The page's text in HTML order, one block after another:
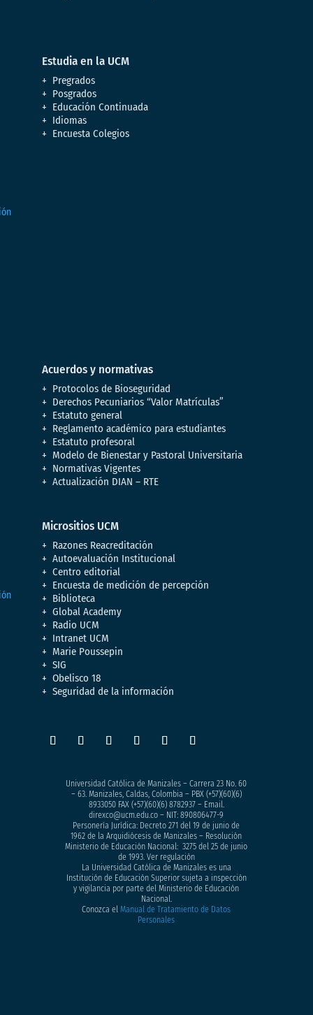
Estudia en la UCM
Pregrados
Posgrados
Educación Continuada
Idiomas
Encuesta Colegios
Acuerdos y normativas
Protocolos de Bioseguridad
Derechos Pecuniarios “Valor Matrículas”
Estatuto general
Reglamento académico para estudiantes
Estatuto profesoral
Modelo de Bienestar y Pastoral Universitaria
Normativas Vigentes
Actualización DIAN – RTE
Micrositios UCM
Razones Reacreditación
Autoevaluación Institucional
Centro editorial
Encuesta de medición de percepción
Biblioteca
Global Academy
Radio UCM
Intranet UCM
Marie Poussepin
SIG
Obelisco 18
Seguridad de la información
Universidad Católica de Manizales – Carrera 23 No. 60
– 63. Manizales, Caldas, Colombia – PBX (+57)(60)(6)
8933050FAX (+57)(60)(6) 8782937 – Email.
direxco@ucm.edu.co – NIT: 890806477-9
Personería Jurídica: Decreto 271 del 19 de junio de
1962 de la Arquidiócesis de Manizales – Resolución
Ministerio de Educación Nacional: 3275 del 25 de junio
de 1993. Ver regulación
La Universidad Católica de Manizales es una
Institución de Educación Superior sujeta a inspección
y vigilancia por parte del Ministerio de Educación
Nacional.
Conozca elManual de Tratamiento de Datos
Personales